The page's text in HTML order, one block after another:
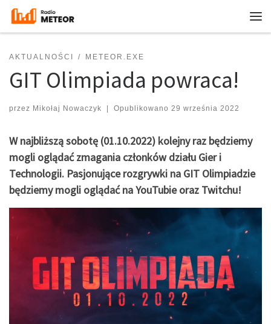
Przejdź do treści
AKTUALNOŚCI METEOR.EXE
GIT Olimpiada powraca!
przez Mikołaj Nowaczyk Opublikowano 29 września 2022
W najbliższą sobotę (01.10.2022) kolejny raz będziemy
mogli oglądać zmagania członków działu Gier i
Technologii. Pasjonujące rozgrywki na GIT Olimpiadzie
będziemy mogli oglądać na YouTubie oraz Twitchu!